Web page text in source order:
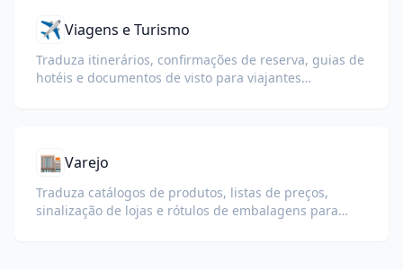
✈️Viagens e Turismo
Traduza itinerários, confirmações de reserva, guias de
hotéis e documentos de visto para viajantes
🏬Varejo
Traduza catálogos de produtos, listas de preços,
sinalização de lojas e rótulos de embalagens para